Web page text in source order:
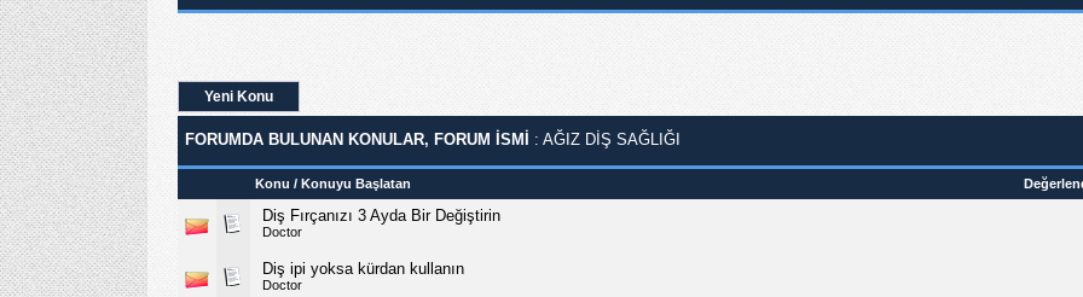
Yeni Konu
FORUMDA BULUNAN KONULAR, FORUM ISMI : AĞIZ DIŞ SAĞLIĞI
Konu / Konuyu Başlatan
Diş Fırçanızı 3 Ayda Bir Değiştirin
Doctor
Diş ipi yoksa kürdan kullanın
Doctor